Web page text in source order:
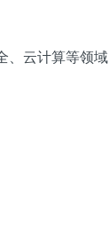
、云计算等领域